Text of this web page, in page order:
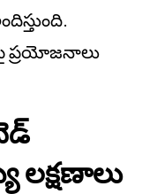
ప్రయోజనాలు
లక్షణాలు